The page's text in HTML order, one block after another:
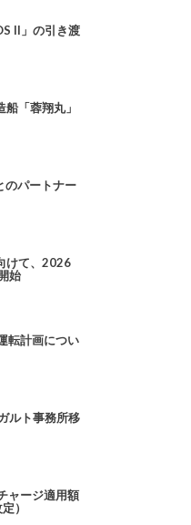
II」の引き渡
「蓉翔丸」
のパートナー
けて、2026
始
転計画につい
ルト事務所移
ャージ適用額
）